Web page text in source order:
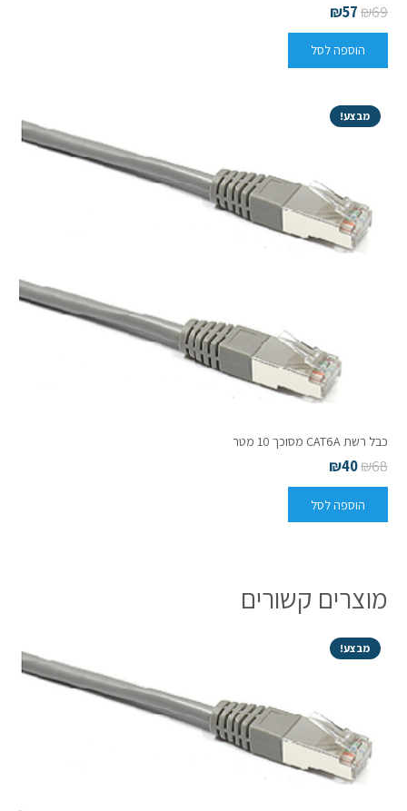
₪69
₪57
הוספה לסל
מבצע!
כבל רשת CAT6A מסוכך 10 מטר
₪68
₪40
הוספה לסל
מוצרים קשורים
מבצע!